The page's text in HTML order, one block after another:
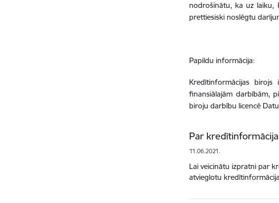
nodrošinātu, ka uz laiku,
prettiesiski noslēgtu
Papildu informācija:
Kredītinformācijas
finansiālajām darbībām,
biroju darbību licencē
Par
11.06.2021.
Lai veicinātu izpratni par
atvieglotu